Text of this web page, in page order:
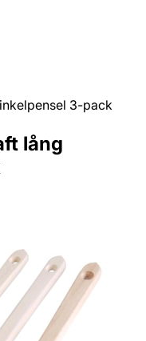
3-pack
lång